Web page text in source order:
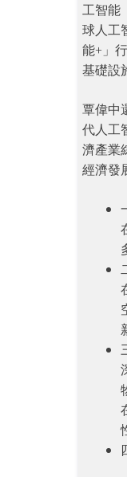
工智能
球人工
能+」
基礎設
覃偉中
代人工
濟產業
經濟發